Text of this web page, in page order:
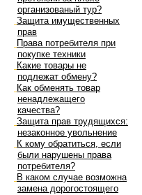
организованый тур?
Защита имущественных
прав
Права потребителя при
покупке техники
Какие товары не
подлежат обмену?
Как обменять товар
ненадлежащего
качества?
Защита прав трудящихся:
незаконное увольнение
К кому обратиться, если
были нарушены права
потребителя?
В каком случае возможна
замена дорогостоящего